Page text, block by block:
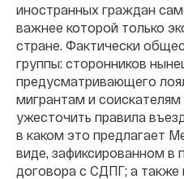
иностранных граждан
важнее которой только
стране. Фактически
группы: сторонников
предусматривающего
мигрантам и
ужесточить правила
в каком это предлагает
виде, зафиксированном в
договора с СДПГ; а также